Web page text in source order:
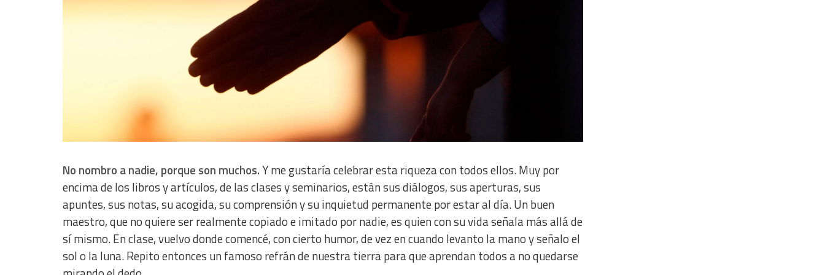
No nombro a nadie, porque son muchos.Y me gustaría celebrar esta riqueza con todos ellos. Muy por
encima de los libros y artículos, de las clases y seminarios, están sus diálogos, sus aperturas, sus
apuntes, sus notas, su acogida, su comprensión y su inquietud permanente por estar al día. Un buen
maestro, que no quiere ser realmente copiado e imitado por nadie, es quien con su vida señala más allá de
sí mismo. En clase, vuelvo donde comencé, con cierto humor, de vez en cuando levanto la mano y señalo el
sol o la luna. Repito entonces un famoso refrán de nuestra tierra para que aprendan todos a no quedarse
Identify devices based on information actively requested
Advertising